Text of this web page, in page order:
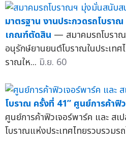
มาตรฐาน งานประกวดรถโบรา
เกณฑ์ตัดสิน — สมาคมรถโบรา
อนุรักษ์ยานยนต์โบราณในประเท
ราณให... มิ.ย. 60
โบราณ ครั้งที่ 41” ศูนย์การค้าฟิ
ศูนย์การค้าฟิวเจอร์พาร์ค และ สเ
โบราณแห่งประเทศไทยรวบรวม